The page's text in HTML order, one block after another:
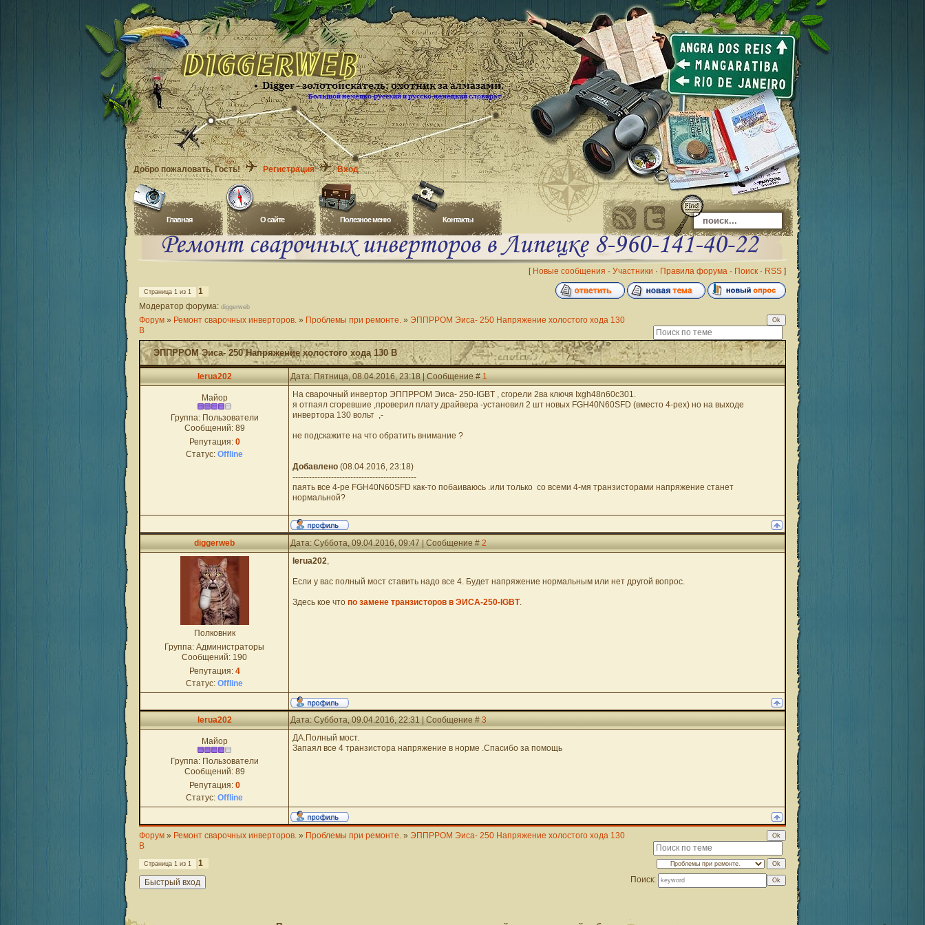
Добро пожаловать, Гость! Регистрация Вход
Главная O сайте Полезное меню Контакты
[ Новые сообщения · Участники · Правила форума · Поиск · RSS ]
Страница 1 из 1
1
Модератор форума: diggerweb
Форум » Ремонт сварочных инверторов. » Проблемы при ремонте. » ЭППРРОМ Эиса- 250 Напряжение холостого хода 130
В
ЭППРРОМ Эиса- 250 Напряжение холостого хода 130 В
lerua202 Дата: Пятница, 08.04.2016, 23:18 | Сообщение #1
Майор
Группа: Пользователи
Сообщений: 89
Репутация: 0
Статус: Offline
На сварочный инвертор ЭППРРОМ Эиса- 250-IGBT , сгорели 2ва ключя Ixgh48n60c301.
я отпаял сгоревшие ,проверил плату драйвера -установил 2 шт новых FGH40N60SFD (вместо 4-рех) но на выходе
инвертора 130 вольт ,-
не подскажите на что обратить внимание ?
Добавлено (08.04.2016, 23:18)
---------------------------------------------
паять все 4-ре FGH40N60SFD как-то побаиваюсь .или только со всеми 4-мя транзисторами напряжение станет
нормальной?
diggerweb Дата: Суббота, 09.04.2016, 09:47 | Сообщение #2
Полковник
Группа: Администраторы
Сообщений: 190
Репутация: 4
Статус: Offline
lerua202,
Если у вас полный мост ставить надо все 4. Будет напряжение нормальным или нет другой вопрос.
Здесь кое что по замене транзисторов в ЭИСА-250-IGBT.
lerua202 Дата: Суббота, 09.04.2016, 22:31 | Сообщение #3
Майор
Группа: Пользователи
Сообщений: 89
Репутация: 0
Статус: Offline
ДА.Полный мост.
Запаял все 4 транзистора напряжение в норме .Спасибо за помощь
Форум » Ремонт сварочных инверторов. » Проблемы при ремонте. » ЭППРРОМ Эиса- 250 Напряжение холостого хода 130
В
Страница 1 из 1
1
Поиск: